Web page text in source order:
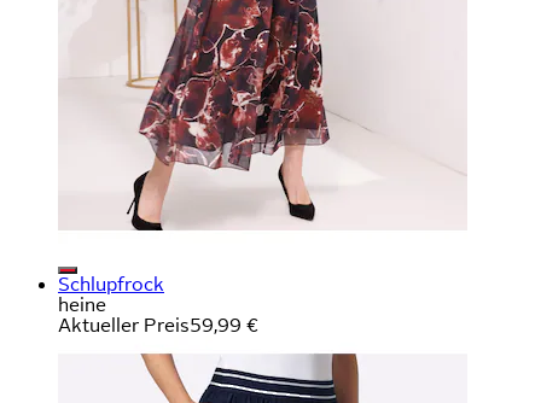
Schlupfrock
heine
Aktueller Preis59,99 €